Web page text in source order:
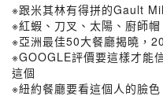
※跟米其林有得拼的Gault
※紅蝦、刀叉、太陽、廚師
※亞洲最佳50大餐廳揭曉，
※GOOGLE評價要這樣才能
這個
※紐約餐廳要看這個人的臉